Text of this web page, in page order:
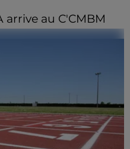
arrive au C'CMBM